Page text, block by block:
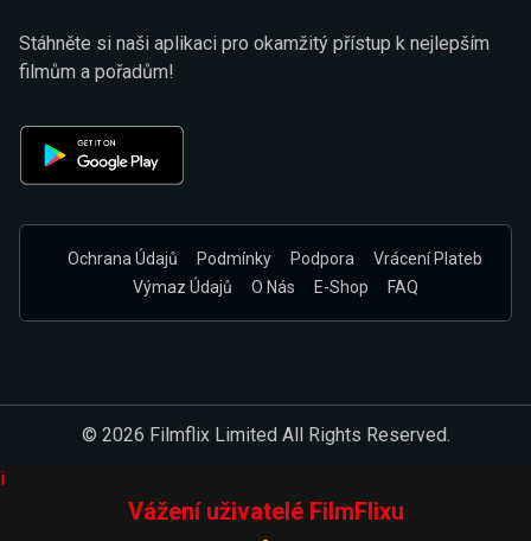
Stáhněte si naši aplikaci pro okamžitý přístup k nejlepším
filmům a pořadům!
Ochrana Údajů Podmínky Podpora
Vrácení Plateb
Výmaz Údajů
O Nás E-Shop FAQ
© 2026 Filmflix Limited All Rights Reserved.
i
Vážení uživatelé FilmFlixu